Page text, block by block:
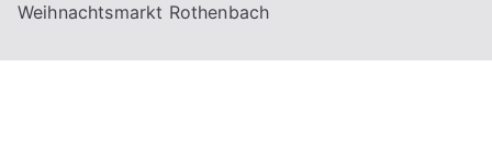
Weihnachtsmarkt Rothenbach